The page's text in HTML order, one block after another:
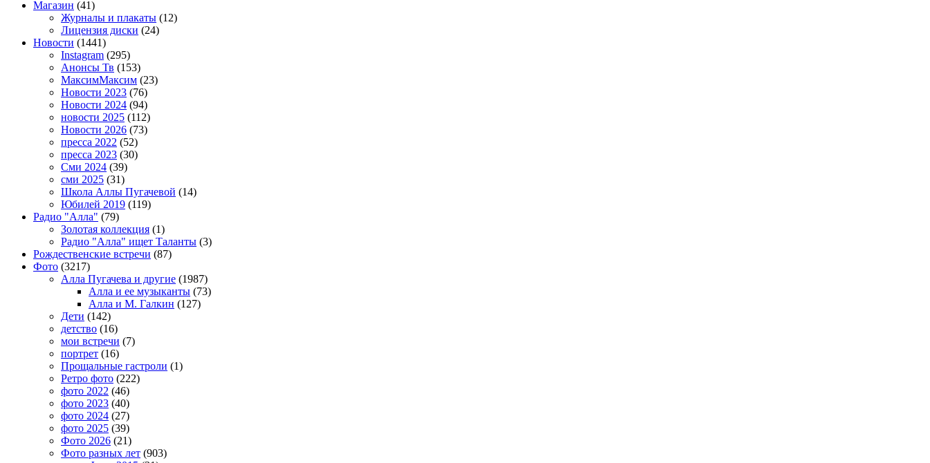
Магазин (41)
Журналы и плакаты (12)
Лицензия диски (24)
Новости (1441)
Instagram (295)
Анонсы Тв (153)
МаксимМаксим (23)
Новости 2023 (76)
Новости 2024 (94)
новости 2025 (112)
Новости 2026 (73)
пресса 2022 (52)
пресса 2023 (30)
Сми 2024 (39)
сми 2025 (31)
Школа Аллы Пугачевой (14)
Юбилей 2019 (119)
Радио "Алла" (79)
Золотая коллекция (1)
Радио "Алла" ищет Таланты (3)
Рождественские встречи (87)
Фото (3217)
Алла Пугачева и другие (1987)
Алла и ее музыканты (73)
Алла и М. Галкин (127)
Дети (142)
детство (16)
мои встречи (7)
портрет (16)
Прощальные гастроли (1)
Ретро фото (222)
фото 2022 (46)
фото 2023 (40)
фото 2024 (27)
фото 2025 (39)
Фото 2026 (21)
Фото разных лет (903)